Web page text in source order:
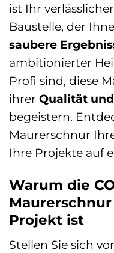
ist Ihr
Baustelle, der
saubere
ambitionierter
Profi sind, diese
ihrer Qualität
begeistern.
Maurerschnur
Ihre Projekte auf
Warum die
Projekt ist
Stellen Sie sich